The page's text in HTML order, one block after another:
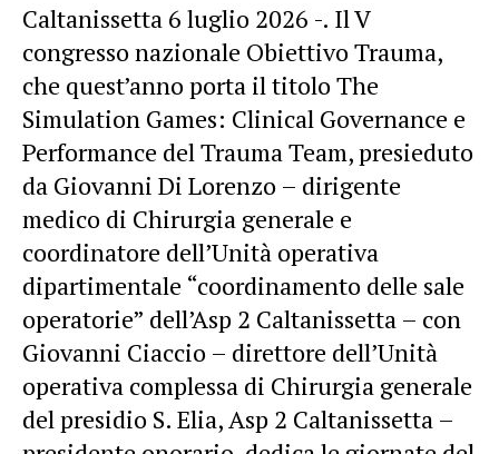
Caltanissetta 6 luglio 2026 -. Il V
congresso nazionale Obiettivo Trauma,
che quest’anno porta il titolo The
Simulation Games: Clinical Governance e
Performance del Trauma Team, presieduto
da Giovanni Di Lorenzo – dirigente
medico di Chirurgia generale e
coordinatore dell’Unità operativa
dipartimentale “coordinamento delle sale
operatorie” dell’Asp 2 Caltanissetta – con
Giovanni Ciaccio – direttore dell’Unità
operativa complessa di Chirurgia generale
del presidio S. Elia, Asp 2 Caltanissetta –